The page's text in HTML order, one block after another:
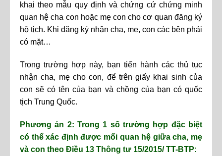
khai theo mẫu quy định và chứng cứ chứng minh
quan hệ cha con hoặc mẹ con cho cơ quan đăng ký
hộ tịch. Khi đăng ký nhận cha, mẹ, con các bên phải
có mặt…
Trong trường hợp này, bạn tiến hành các thủ tục
nhận cha, mẹ cho con, để trên giấy khai sinh của
con sẽ có tên của bạn và chồng của bạn có quốc
tịch Trung Quốc.
Phương án 2: Trong 1 số trường hợp đặc biệt
có thể xác định được mối quan hệ giữa cha, mẹ
và con theo Điều 13 Thông tư 15/2015/ TT-BTP: